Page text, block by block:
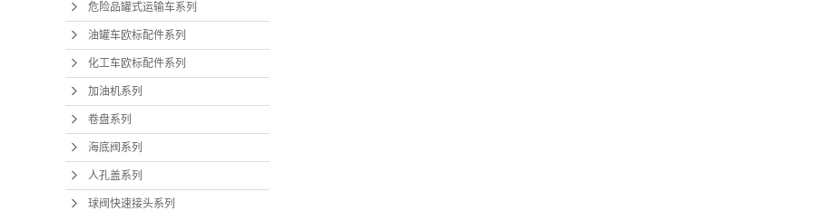
危险品罐式运输车系列
油罐车欧标配件系列
化工车欧标配件系列
加油机系列
卷盘系列
海底阀系列
人孔盖系列
球阀快速接头系列